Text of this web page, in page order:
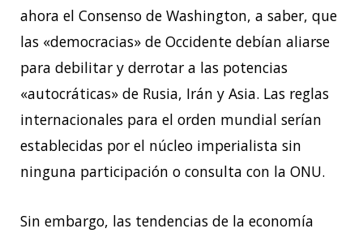
ahora el Consenso de Washington, a saber, que
las «democracias» de Occidente debían aliarse
para debilitar y derrotar a las potencias
«autocráticas» de Rusia, Irán y Asia. Las reglas
internacionales para el orden mundial serían
establecidas por el núcleo imperialista sin
ninguna participación o consulta con la ONU.
Sin embargo, las tendencias de la economía